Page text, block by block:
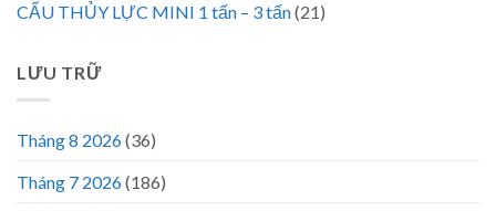
CẨU THỦY LỰC MINI 1 tấn – 3 tấn(21)
LƯU TRỮ
Tháng 8 2026(36)
Tháng 7 2026(186)